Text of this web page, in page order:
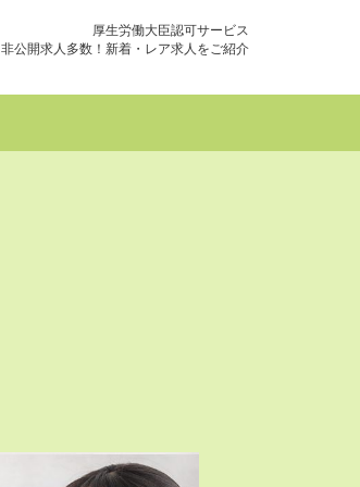
厚生労働大臣認可サービス
非公開求人多数！新着・レア求人をご紹介